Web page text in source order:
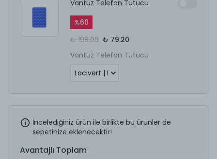
Vantuz Telefon Tutucu
%60
₺ 198.00 ₺ 79.20
Vantuz Telefon Tutucu
İncelediğiniz ürün ile birlikte bu ürünler de
sepetinize eklenecektir!
Avantajlı Toplam